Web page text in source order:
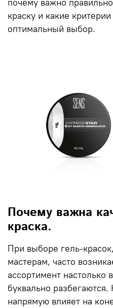
почему важно
краску и какие
оптимальный выбор.
Почему важна
краска.
При выборе гель-красок
мастерам, часто
ассортимент настолько
буквально разбегаются.
напрямую влияет на